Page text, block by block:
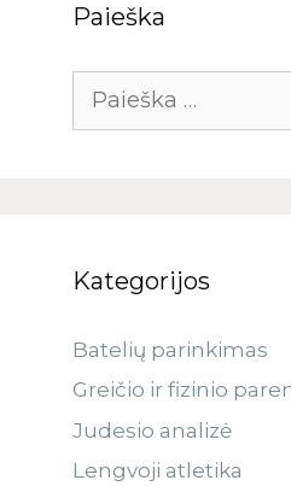
Paieška
Kategorijos
Batelių parinkimas
Greičio ir fizinio
Judesio analizė
Lengvoji atletika